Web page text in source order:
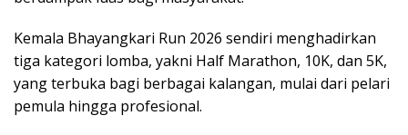
Kemala Bhayangkari Run 2026 sendiri menghadirkan
tiga kategori lomba, yakni Half Marathon, 10K, dan 5K,
yang terbuka bagi berbagai kalangan, mulai dari pelari
pemula hingga profesional.